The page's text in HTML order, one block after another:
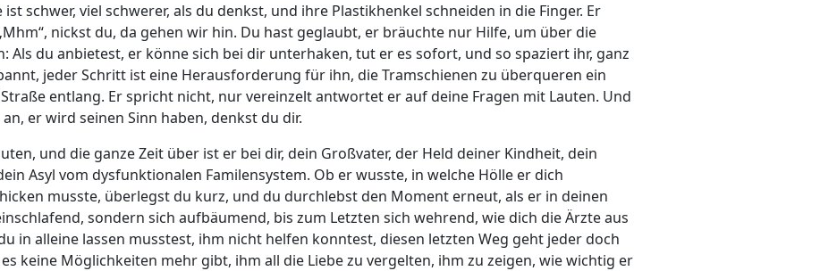
schwer, viel schwerer, als du denkst, und ihre Plastikhenkel schneiden in die Finger. Er
nickst du, da gehen wir hin. Du hast geglaubt, er bräuchte nur Hilfe, um über die
Als du anbietest, er könne sich bei dir unterhaken, tut er es sofort, und so spaziert ihr, ganz
jeder Schritt ist eine Herausforderung für ihn, die Tramschienen zu überqueren ein
entlang. Er spricht nicht, nur vereinzelt antwortet er auf deine Fragen mit Lauten. Und
er wird seinen Sinn haben, denkst du dir.
und die ganze Zeit über ist er bei dir, dein Großvater, der Held deiner Kindheit, dein
Asyl vom dysfunktionalen Familensystem. Ob er wusste, in welche Hölle er dich
musste, überlegst du kurz, und du durchlebst den Moment erneut, als er in deinen
sondern sich aufbäumend, bis zum Letzten sich wehrend, wie dich die Ärzte aus
in alleine lassen musstest, ihm nicht helfen konntest, diesen letzten Weg geht jeder doch
keine Möglichkeiten mehr gibt, ihm all die Liebe zu vergelten, ihm zu zeigen, wie wichtig er